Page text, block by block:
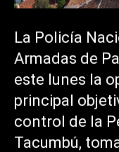
La Policía
Armadas de
este lunes la
principal
control de la
Tacumbú,